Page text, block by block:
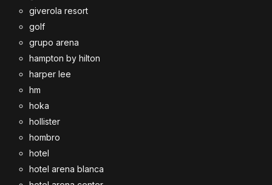
giverola resort
golf
grupo arena
hampton by hilton
harper lee
hm
hoka
hollister
hombro
hotel
hotel arena blanca